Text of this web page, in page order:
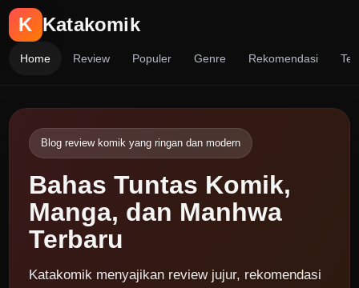
K Katakomik
Home Review Populer Genre Rekomendasi
Blog review komik yang ringan dan modern
Bahas Tuntas Komik,
Manga, dan Manhwa
Terbaru
Katakomik menyajikan review jujur, rekomendasi